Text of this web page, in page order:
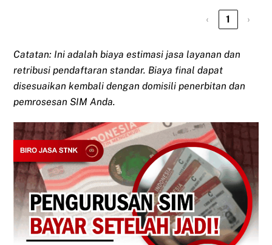
‹ 1 ›
Catatan: Ini adalah biaya estimasi jasa layanan dan
retribusi pendaftaran standar. Biaya final dapat
disesuaikan kembali dengan domisili penerbitan dan
pemrosesan SIM Anda.